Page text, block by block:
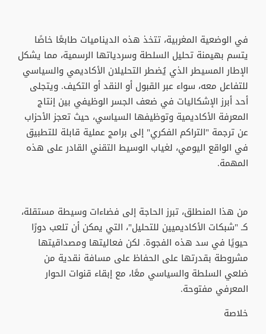
في الوضعية المغربية، تتخذ هذه الديناميات طابعًا خاصًا
يتسم بهيمنة تحليل السلطة وسردياتها الرسمية، مما يشكل
الإطار المسيطر الذي يُضطر التحليلان الأكاديمي والسياسي
للتفاعل معه، سواء عبر القبول أو النقد أو التكيف. ويتجلى
أحد أبرز الإشكاليات في ضعف الجسر الوظيفي بين إنتاج
المعرفة الأكاديمية وتوظيفها السياسي، حيث تعجز الأحزاب
عن ترجمة "التراكم الفكري" إلى برامج عملية قابلة للتطبيق
في الواقع اليومي، لغياب الوسيط التقني القادر على هذه
المهمة.
من هذا المنطلق، تبرز الحاجة إلى فضاءات وسيطة مستقلة،
كـ "شبكات الأكاديميين للتحليل"، التي يمكن أن تلعب دورًا
حيويًا في سد هذه الفجوة. لكن فعاليتها ومصداقيتها
مشروطة بقدرتها على الحفاظ على مسافة نقدية من
ضلعي السلطة والسياسي معًا، مع إبقاء قنوات الحوار
المعرفي مفتوحة.
خلاصة